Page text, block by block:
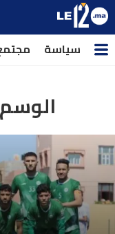
سياسة